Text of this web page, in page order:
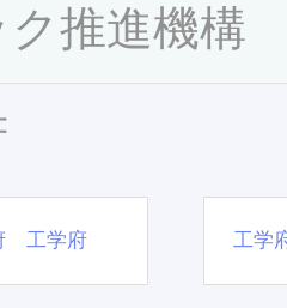
ク推進機構
工学府 工学